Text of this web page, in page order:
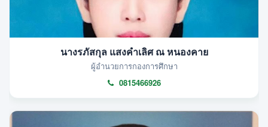
นางรภัสกุล แสงคำเลิศ ณ หนองคาย
ผู้อำนวยการกองการศึกษา
0815466926